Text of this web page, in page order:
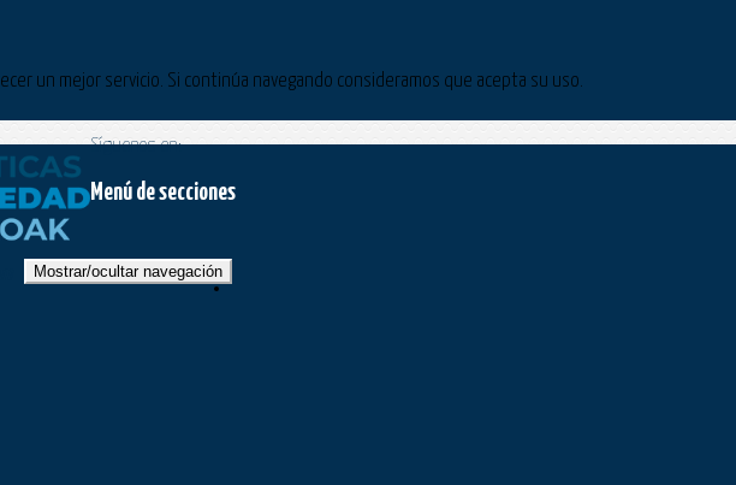
un mejor servicio. Si continúa navegando consideramos que acepta su uso.
Síguenos en:
Menú de secciones
Mostrar/ocultar navegación